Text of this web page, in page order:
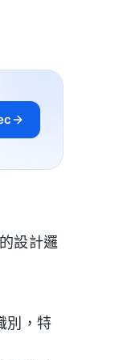
設計邏
別，特